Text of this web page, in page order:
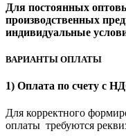
Для постоянных
производственных
индивидуальные
ВАРИАНТЫ ОПЛАТЫ
1) Оплата по счету с
Для корректного
оплаты требуются